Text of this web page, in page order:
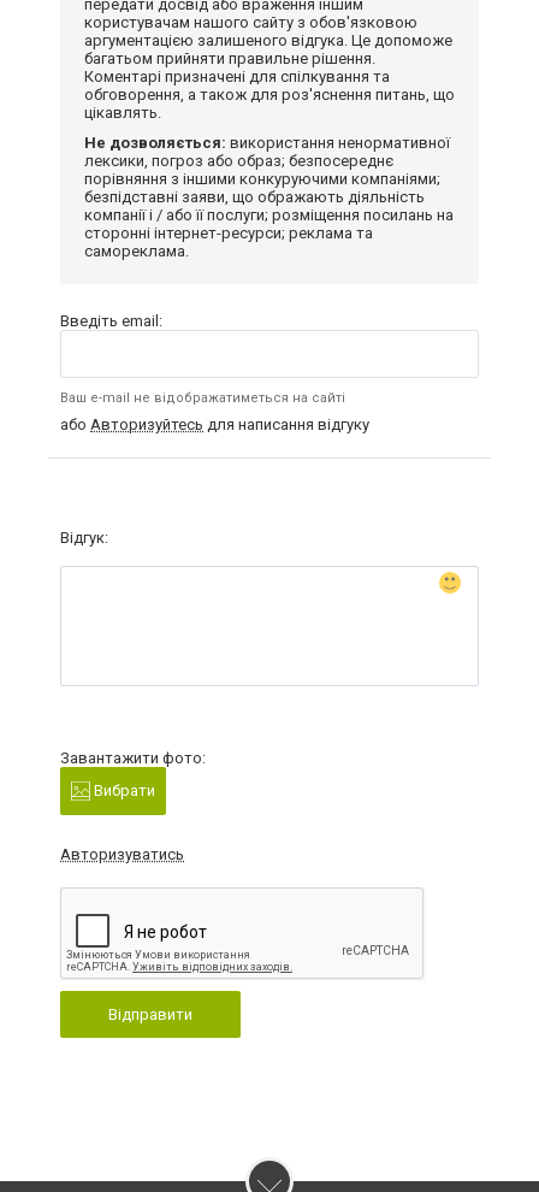
передати досвід або враження іншим
користувачам нашого сайту з обов'язковою
аргументацією залишеного відгука. Це допоможе
багатьом прийняти правильне рішення.
Коментарі призначені для спілкування та
обговорення, а також для роз'яснення питань, що
цікавлять.
Не дозволяється: використання ненормативної
лексики, погроз або образ; безпосереднє
порівняння з іншими конкуруючими компаніями;
безпідставні заяви, що ображають діяльність
компанії і / або її послуги; розміщення посилань на
сторонні інтернет-ресурси; реклама та
самореклама.
Введіть email:
Ваш e-mail не відображатиметься на сайті
або Авторизуйтесь для написання відгуку
Відгук:
Завантажити фото:
Вибрати
Авторизуватись
Відправити